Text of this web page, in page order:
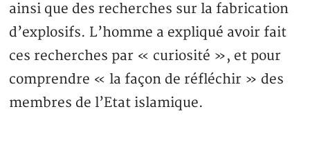
ainsi que des recherches sur la fabrication
d’explosifs. L’homme a expliqué avoir fait
ces recherches par « curiosité », et pour
comprendre « la façon de réfléchir » des
membres de l’Etat islamique.